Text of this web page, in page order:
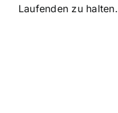
Laufenden zu halten.